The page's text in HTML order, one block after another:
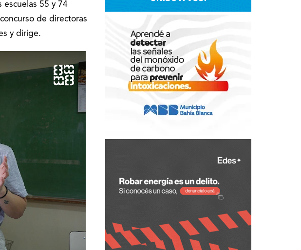
escuelas 55 y 74
de directoras
y dirige.